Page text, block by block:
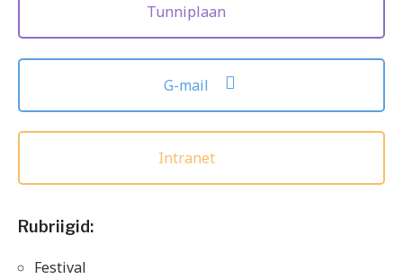
Tunniplaan
G-mail
Intranet
Rubriigid:
Festival